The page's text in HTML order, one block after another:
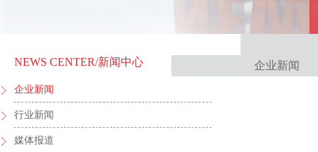
NEWS CENTER/新闻中心
企业新闻
行业新闻
媒体报道
企业新闻